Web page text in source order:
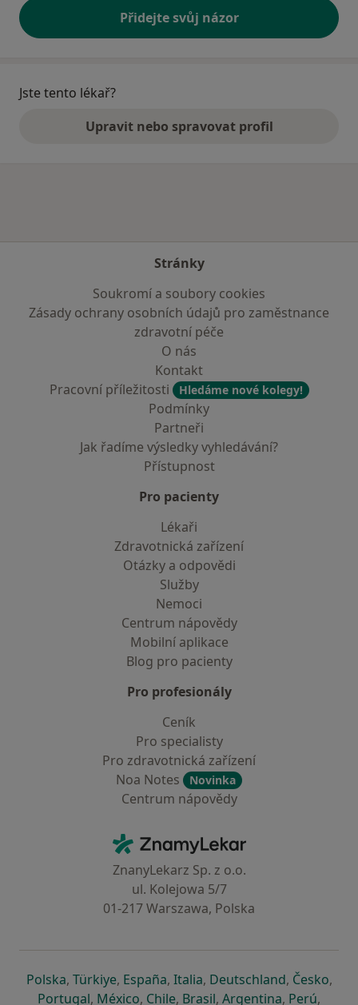
Přidejte svůj názor
Jste tento lékař?
Upravit nebo spravovat profil
Stránky
Soukromí a soubory cookies
Zásady ochrany osobních údajů pro zaměstnance
zdravotní péče
O nás
Kontakt
Pracovní příležitosti
Hledáme nové kolegy!
Podmínky
Partneři
Jak řadíme výsledky vyhledávání?
Přístupnost
Pro pacienty
Lékaři
Zdravotnická zařízení
Otázky a odpovědi
Služby
Nemoci
Centrum nápovědy
Mobilní aplikace
Blog pro pacienty
Pro profesionály
Ceník
Pro specialisty
Pro zdravotnická zařízení
Noa Notes
Novinka
Centrum nápovědy
ZnamyLekar - Hlavní stránka
ZnanyLekarz Sp. z o.o.
ul. Kolejowa 5/7
01-217 Warszawa, Polska
Polskase otevře v nové záložce
, Türkiyese otevře v nové záložce
, Españase otevře v nové záložce
, Italiase otevře v nové záložce
, Deutschlandse otevře v
, Českose
,
Portugalse otevře v nové záložce
, Méxicose otevře v nové záložce
, Chilese otevře v nové záložce
, Brasilse otevře v nové
, Argentinase otevře v
, Perúse
,